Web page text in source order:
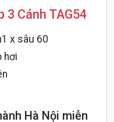
3 Cánh TAG54
x sâu 60
hơi
Hà Nội miễn